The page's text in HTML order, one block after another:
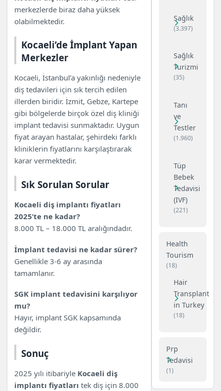
merkezlerde biraz daha yüksek
olabilmektedir.
Kocaeli’de İmplant Yapan
Merkezler
Kocaeli, İstanbul’a yakınlığı nedeniyle
diş tedavileri için sık tercih edilen
illerden biridir. İzmit, Gebze, Kartepe
gibi bölgelerde birçok özel diş kliniği
implant tedavisi sunmaktadır. Uygun
fiyat arayan hastalar, şehirdeki farklı
kliniklerin fiyatlarını karşılaştırarak
karar vermektedir.
Sık Sorulan Sorular
Kocaeli diş implantı fiyatları
2025’te ne kadar?
8.000 TL – 18.000 TL aralığındadır.
İmplant tedavisi ne kadar sürer?
Genellikle 3-6 ay arasında
tamamlanır.
SGK implant tedavisini karşılıyor
mu?
Hayır, implant SGK kapsamında
değildir.
Sonuç
2025 yılı itibariyle Kocaeli diş
implantı fiyatları tek diş için 8.000
Sağlık
(3.397)
Sağlık
Turizmi
(35)
Tanı
ve
Testler
(1.960)
Tüp
Bebek
Tedavisi
(IVF)
(221)
Health
Tourism
(18)
Hair
Transplant
in Turkey
(18)
Prp
Tedavisi
(1)